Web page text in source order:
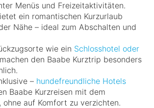
Menüs und Freizeitaktivitäten.
ein romantischen Kurzurlaub
Nähe – ideal zum Abschalten und
wie ein Schlosshotel oder
machen den Baabe Kurztrip besonders
– hundefreundliche Hotels
Baabe Kurzreisen mit dem
ohne auf Komfort zu verzichten.